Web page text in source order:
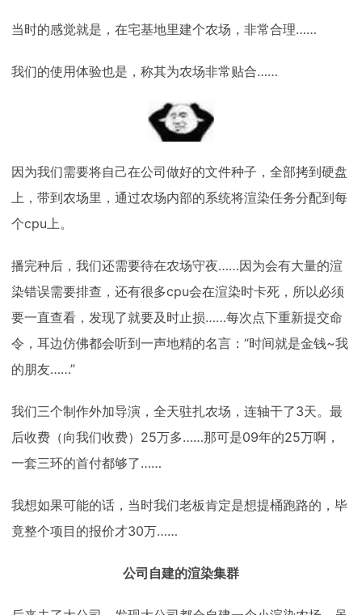
当时的感觉就是，在宅基地里建个农场，非常合理……
我们的使用体验也是，称其为农场非常贴合……
因为我们需要将自己在公司做好的文件种子，全部拷到硬盘
上，带到农场里，通过农场内部的系统将渲染任务分配到每
个cpu上。
播完种后，我们还需要待在农场守夜……因为会有大量的渲
染错误需要排查，还有很多cpu会在渲染时卡死，所以必须
要一直查看，发现了就要及时止损……每次点下重新提交命
令，耳边仿佛都会听到一声地精的名言：“时间就是金钱~我
的朋友……”
我们三个制作外加导演，全天驻扎农场，连轴干了3天。最
后收费（向我们收费）25万多……那可是09年的25万啊，
一套三环的首付都够了……
我想如果可能的话，当时我们老板肯定是想提桶跑路的，毕
竟整个项目的报价才30万……
公司自建的渲染集群